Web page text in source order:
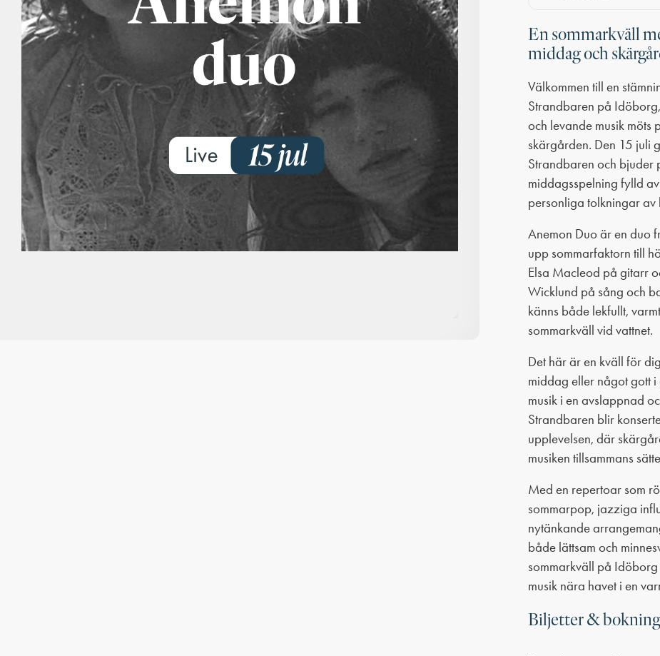
En sommarkväll
middag och
Välkommen till en
Strandbaren på
och levande musik möts
skärgården. Den 15 juli
Strandbaren och bjuder
middagsspelning fylld
personliga tolkningar av
Anemon Duo är en duo
upp sommarfaktorn till
Elsa Macleod på gitarr
Wicklund på sång och
känns både lekfullt,
sommarkväll vid vattnet.
Det här är en kväll för
middag eller något gott
musik i en avslappnad
Strandbaren blir
upplevelsen, där
musiken tillsammans
Med en repertoar som
sommarpop, jazziga
nytänkande
både lättsam och
sommarkväll på
musik nära havet i en
Biljetter & bokning